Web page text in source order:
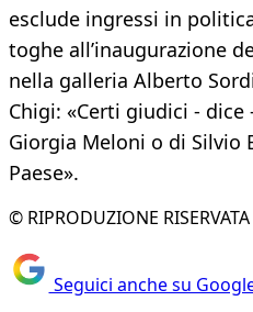
esclude ingressi in
toghe all’inaugurazione
nella galleria Alberto
Chigi: «Certi giudici -
Giorgia Meloni o di
Paese».
© RIPRODUZIONE RISERVATA
Seguici anche su